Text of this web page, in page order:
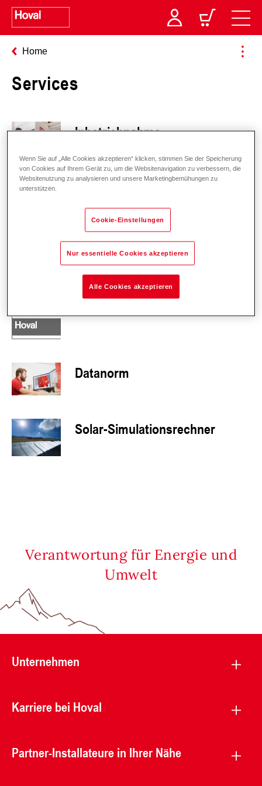
Home
Services
Inbetriebnahme
Garantie
Wartung
Störungsbehebung
Datanorm
Solar-Simulationsrechner
Verantwortung für Energie und
Umwelt
Unternehmen
Karriere bei Hoval
Partner-Installateure in Ihrer Nähe
Wenn Sie auf „Alle Cookies akzeptieren“ klicken, stimmen Sie der Speicherung
von Cookies auf Ihrem Gerät zu, um die Websitenavigation zu verbessern, die
Websitenutzung zu analysieren und unsere Marketingbemühungen zu
unterstützen.
Cookie-Einstellungen
Nur essentielle Cookies akzeptieren
Alle Cookies akzeptieren